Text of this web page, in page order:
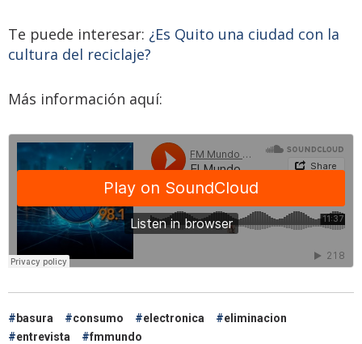
Te puede interesar: ¿Es Quito una ciudad con la
cultura del reciclaje?
Más información aquí:
basura consumo electronica
eliminacion
entrevista
fmmundo